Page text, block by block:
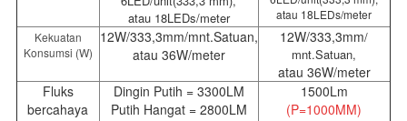
atau 18LEDs/meter
atau 18LEDs/meter
Kekuatan
Konsumsi (W)
12W/333,3mm/mnt.Satuan,
atau 36W/meter
12W/333,3mm/
mnt.Satuan,
atau 36W/meter
Fluks
bercahaya
Dingin Putih = 3300LM
Putih Hangat = 2800LM
1500Lm
(P=1000MM)